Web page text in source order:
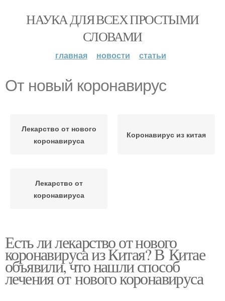
НАУКА ДЛЯ ВСЕХ ПРОСТЫМИ
СЛОВАМИ
главная новости статьи
От новый коронавирус
Лекарство от нового
коронавируса
Коронавирус из китая
Лекарство от
коронавируса
Есть ли лекарство от нового
коронавируса из Китая? В Китае
объявили, что нашли способ
лечения от нового коронавируса